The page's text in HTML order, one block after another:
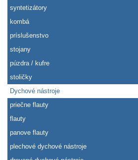
syntetizátory
kombá
príslušenstvo
stojany
púzdra / kufre
stoličky
Dychové nástroje
priečne flauty
flauty
panove flauty
plechové dychové nástroje